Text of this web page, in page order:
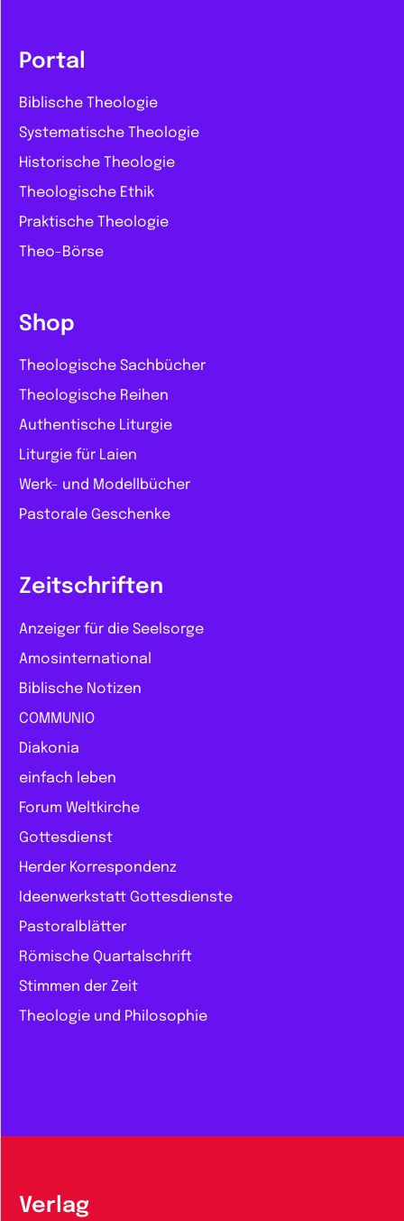
Portal
Biblische Theologie
Systematische Theologie
Historische Theologie
Theologische Ethik
Praktische Theologie
Theo-Börse
Shop
Theologische Sachbücher
Theologische Reihen
Authentische Liturgie
Liturgie für Laien
Werk- und Modellbücher
Pastorale Geschenke
Zeitschriften
Anzeiger für die Seelsorge
Amosinternational
Biblische Notizen
COMMUNIO
Diakonia
einfach leben
Forum Weltkirche
Gottesdienst
Herder Korrespondenz
Ideenwerkstatt Gottesdienste
Pastoralblätter
Römische Quartalschrift
Stimmen der Zeit
Theologie und Philosophie
Verlag